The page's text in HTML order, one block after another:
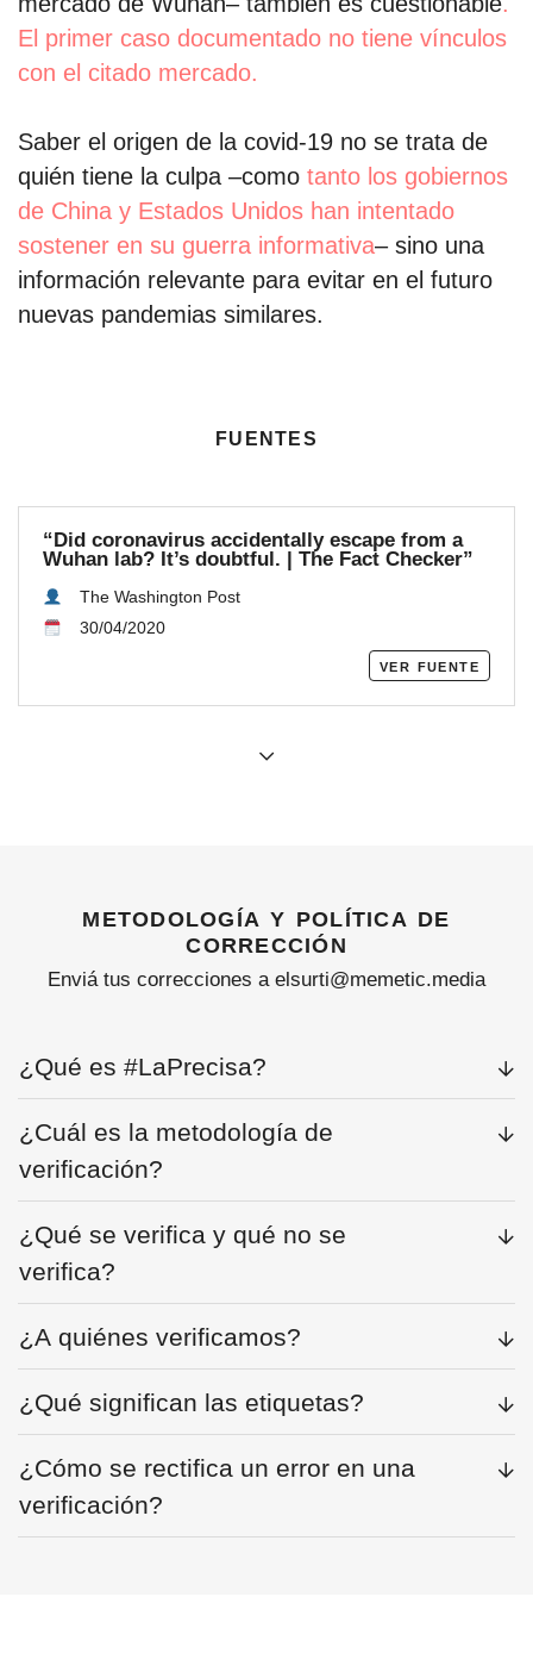
El primer caso documentado no tiene vínculos
con el citado mercado.
Saber el origen de la covid-19 no se trata de
quién tiene la culpa –como tanto los gobiernos
de China y Estados Unidos han intentado
sostener en su guerra informativa– sino una
información relevante para evitar en el futuro
nuevas pandemias similares.
fuentes
“Did coronavirus accidentally escape from a
Wuhan lab? It’s doubtful. | The Fact Checker”
The Washington Post
30/04/2020
ver fuente
metodología y política de
corrección
Enviá tus correcciones a elsurti@memetic.media
¿Qué es #LaPrecisa?
¿Cuál es la metodología de
verificación?
¿Qué se verifica y qué no se
verifica?
¿A quiénes verificamos?
¿Qué significan las etiquetas?
¿Cómo se rectifica un error en una
verificación?